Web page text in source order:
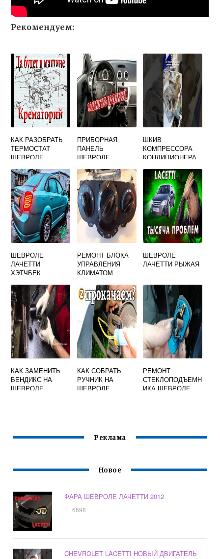
Рекомендуем:
КАК РАЗОБРАТЬ
ТЕРМОСТАТ
ШЕВРОЛЕ
ПРИБОРНАЯ
ПАНЕЛЬ
ШЕВРОЛЕ
АРТИКУЛ
ШКИВ
КОМПРЕССОРА
КОНДИЦИОНЕРА
ЛАЧЕТТИ 1.6
ШЕВРОЛЕ
ЛАЧЕТТИ
ХЭТЧБЕК
РЕМОНТ БЛОКА
УПРАВЛЕНИЯ
КЛИМАТОМ
ЛАЧЕТТИ
ШЕВРОЛЕ
ЛАЧЕТТИ РЫЖАЯ
КАК ЗАМЕНИТЬ
БЕНДИКС НА
ШЕВРОЛЕ
КАК СОБРАТЬ
РУЧНИК НА
ШЕВРОЛЕ
РЕМОНТ
СТЕКЛОПОДЪЕМН
ИКА ШЕВРОЛЕ
Реклама
Новое
ФАРА ШЕВРОЛЕ ЛАЧЕТТИ 2012
6698
CHEVROLET LACETTI НОВЫЙ ДВИГАТЕЛЬ